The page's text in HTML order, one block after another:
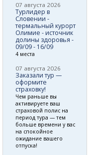
07 августа 2026
Турлидер в
Словении -
термальный курорт
Олимие - источник
долины здоровья -
09/09 - 16/09
4 места
07 августа 2026
Заказали тур —
оформите
страховку!
Чем раньше вы
активируете ваш
страховой полис на
период тура — тем
больше времени у вас
на спокойное
ожидание вашего
отпуска!